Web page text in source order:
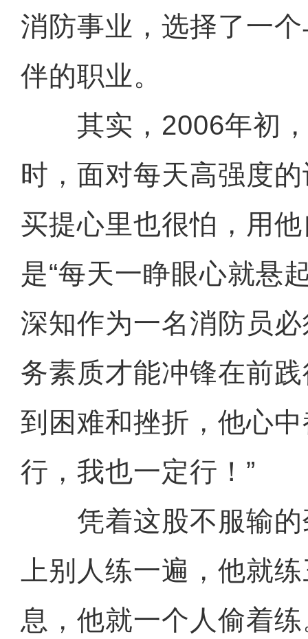
消防事业，选择了一
伴的职业。
其实，2006年初，
时，面对每天高强度
买提心里也很怕，用
是“每天一睁眼心就悬
深知作为一名消防员
务素质才能冲锋在前
到困难和挫折，他心
行，我也一定行！”
凭着这股不服输的
上别人练一遍，他就
息，他就一个人偷着